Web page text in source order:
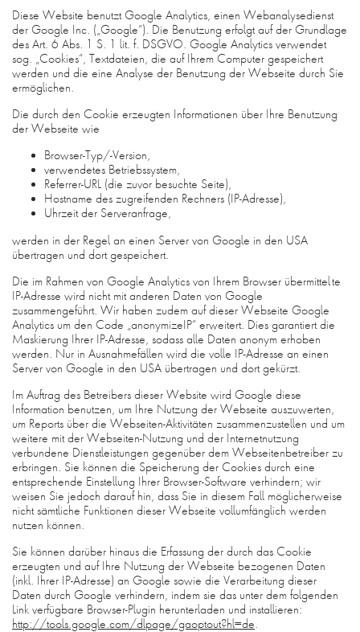
Diese Website benutzt Google Analytics, einen Webanalysedienst
der Google Inc. („Google“). Die Benutzung erfolgt auf der Grundlage
des Art. 6 Abs. 1 S. 1 lit. f. DSGVO. Google Analytics verwendet
sog. „Cookies“, Textdateien, die auf Ihrem Computer gespeichert
werden und die eine Analyse der Benutzung der Webseite durch Sie
ermöglichen.
Die durch den Cookie erzeugten Informationen über Ihre Benutzung
der Webseite wie
Browser-Typ/-Version,
verwendetes Betriebssystem,
Referrer-URL (die zuvor besuchte Seite),
Hostname des zugreifenden Rechners (IP-Adresse),
Uhrzeit der Serveranfrage,
werden in der Regel an einen Server von Google in den USA
übertragen und dort gespeichert.
Die im Rahmen von Google Analytics von Ihrem Browser übermittelte
IP-Adresse wird nicht mit anderen Daten von Google
zusammengeführt. Wir haben zudem auf dieser Webseite Google
Analytics um den Code „anonymizeIP“ erweitert. Dies garantiert die
Maskierung Ihrer IP-Adresse, sodass alle Daten anonym erhoben
werden. Nur in Ausnahmefällen wird die volle IP-Adresse an einen
Server von Google in den USA übertragen und dort gekürzt.
Im Auftrag des Betreibers dieser Website wird Google diese
Information benutzen, um Ihre Nutzung der Webseite auszuwerten,
um Reports über die Webseiten-Aktivitäten zusammenzustellen und um
weitere mit der Webseiten-Nutzung und der Internetnutzung
verbundene Dienstleistungen gegenüber dem Webseitenbetreiber zu
erbringen. Sie können die Speicherung der Cookies durch eine
entsprechende Einstellung Ihrer Browser-Software verhindern; wir
weisen Sie jedoch darauf hin, dass Sie in diesem Fall möglicherweise
nicht sämtliche Funktionen dieser Webseite vollumfänglich werden
nutzen können.
Sie können darüber hinaus die Erfassung der durch das Cookie
erzeugten und auf Ihre Nutzung der Webseite bezogenen Daten
(inkl. Ihrer IP-Adresse) an Google sowie die Verarbeitung dieser
Daten durch Google verhindern, indem sie das unter dem folgenden
Link verfügbare Browser-Plugin herunterladen und installieren:
http://tools.google.com/dlpage/gaoptout?hl=de.